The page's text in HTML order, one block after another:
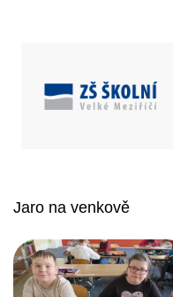
Jaro na venkově